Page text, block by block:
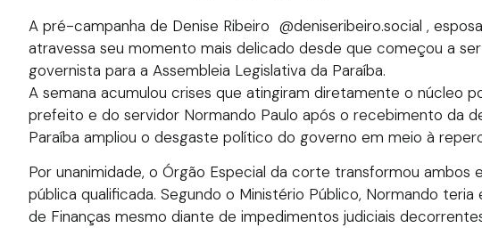
A pré-campanha de Denise Ribeiro @deniseribeiro.social ,
atravessa seu momento mais delicado desde que começou a
governista para a Assembleia Legislativa da Paraíba.
A semana acumulou crises que atingiram diretamente o núcleo
prefeito e do servidor Normando Paulo após o recebimento da
Paraíba ampliou o desgaste político do governo em meio à
Por unanimidade, o Órgão Especial da corte transformou
pública qualificada. Segundo o Ministério Público, Normando
de Finanças mesmo diante de impedimentos judiciais